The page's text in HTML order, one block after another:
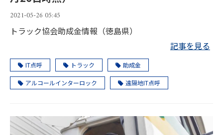
2021-05-26 05:45
トラック協会助成金情報（徳島県）
記事を見る
IT点呼 トラック 助成金
アルコールインターロック 遠隔地IT点呼